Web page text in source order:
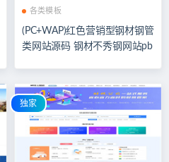
各类模板
(PC+WAP)红色营销型钢材钢管
类网站源码 钢材不秀钢网站pb
独家